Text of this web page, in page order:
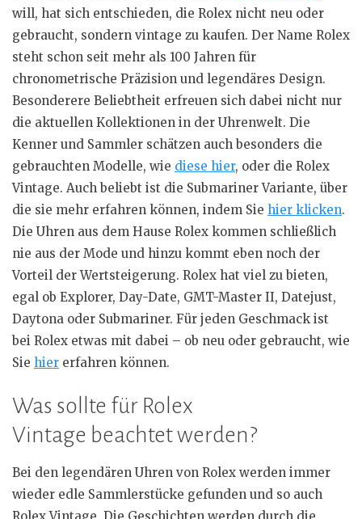
will, hat sich entschieden, die Rolex nicht neu oder
gebraucht, sondern vintage zu kaufen. Der Name Rolex
steht schon seit mehr als 100 Jahren für
chronometrische Präzision und legendäres Design.
Besonderere Beliebtheit erfreuen sich dabei nicht nur
die aktuellen Kollektionen in der Uhrenwelt. Die
Kenner und Sammler schätzen auch besonders die
gebrauchten Modelle, wie diese hier, oder die Rolex
Vintage. Auch beliebt ist die Submariner Variante, über
die sie mehr erfahren können, indem Sie hier klicken.
Die Uhren aus dem Hause Rolex kommen schließlich
nie aus der Mode und hinzu kommt eben noch der
Vorteil der Wertsteigerung. Rolex hat viel zu bieten,
egal ob Explorer, Day-Date, GMT-Master II, Datejust,
Daytona oder Submariner. Für jeden Geschmack ist
bei Rolex etwas mit dabei – ob neu oder gebraucht, wie
Sie hier erfahren können.
Was sollte für Rolex
Vintage beachtet werden?
Bei den legendären Uhren von Rolex werden immer
wieder edle Sammlerstücke gefunden und so auch